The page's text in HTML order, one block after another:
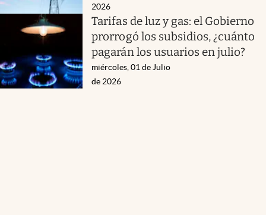
2026
Tarifas de luz y gas: el Gobierno
prorrogó los subsidios, ¿cuánto
pagarán los usuarios en julio?
miércoles, 01 de Julio
de 2026